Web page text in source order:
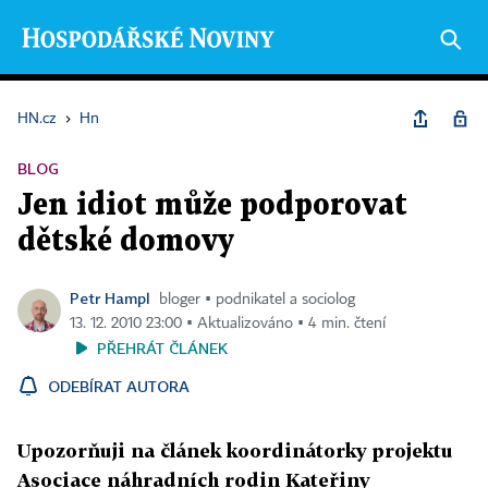
HN.cz › Hn
BLOG
Jen idiot může podporovat
dětské domovy
Petr Hampl
bloger ▪ podnikatel a sociolog
13. 12. 2010 23:00 ▪ Aktualizováno ▪ 4 min. čtení
PŘEHRÁT ČLÁNEK
ODEBÍRAT AUTORA
Upozorňuji na článek koordinátorky projektu
Asociace náhradních rodin Kateřiny